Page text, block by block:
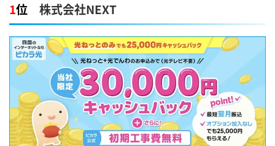
1位 株式会社NEXT